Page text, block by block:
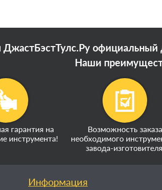
ДжастБэстТулс.Ру официальный
Наши
гарантия на
инструмента!
Возможность заказа
необходимого
завода-
Информация